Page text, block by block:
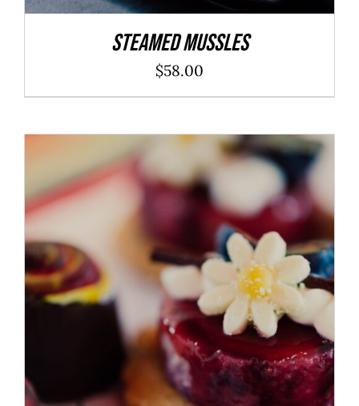
Steamed Mussles
$58.00
ADD TO CART / DÉTAILS